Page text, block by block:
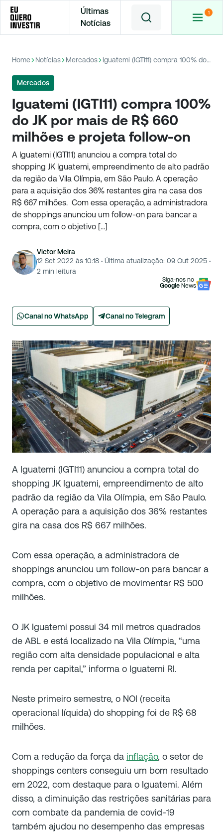
Últimas
Notícias
Home Notícias Mercados Iguatemi (IGTI11) compra 100% do JK por mais de R$ 660 milhões e projeta follow-on
Mercados
Iguatemi (IGTI11) compra 100%
do JK por mais de R$ 660
milhões e projeta follow-on
A Iguatemi (IGTI11) anunciou a compra total do
shopping JK Iguatemi, empreendimento de alto padrão
da região da Vila Olímpia, em São Paulo. A operação
para a aquisição dos 36% restantes gira na casa dos
R$ 667 milhões. Com essa operação, a administradora
de shoppings anunciou um follow-on para bancar a
compra, com o objetivo […]
Victor Meira
12 Set 2022 às 10:18 · Última atualização: 09 Out 2025 ·
2 min leitura
Siga-nos no
Google News
Canal no WhatsApp Canal no Telegram
A Iguatemi (IGTI11) anunciou a compra total do
shopping JK Iguatemi, empreendimento de alto
padrão da região da Vila Olímpia, em São Paulo.
A operação para a aquisição dos 36% restantes
gira na casa dos R$ 667 milhões.
Com essa operação, a administradora de
shoppings anunciou um follow-on para bancar a
compra, com o objetivo de movimentar R$ 500
milhões.
O JK Iguatemi possui 34 mil metros quadrados
de ABL e está localizado na Vila Olímpia, “uma
região com alta densidade populacional e alta
renda per capital,” informa o Iguatemi RI.
Neste primeiro semestre, o NOI (receita
operacional líquida) do shopping foi de R$ 68
milhões.
Com a redução da força da inflação, o setor de
shoppings centers conseguiu um bom resultado
em 2022, com destaque para o Iguatemi. Além
disso, a diminuição das restrições sanitárias para
com combate da pandemia de covid-19
também ajudou no desempenho das empresas